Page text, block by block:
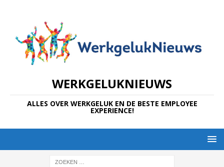
WERKGELUKNIEUWS
ALLES OVER WERKGELUK EN DE BESTE EMPLOYEE
EXPERIENCE!